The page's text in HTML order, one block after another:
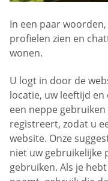
In een paar
profielen zien en
wonen.
U logt in door de
locatie, uw leeftijd
een neppe
registreert, zodat u
website. Onze
niet uw gebruikelijke
gebruiken. Als je